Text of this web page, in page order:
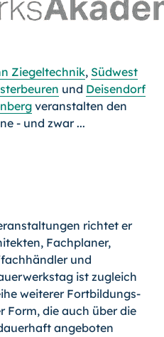
Ziegeltechnik, Süd­west
und Deisendorf
veranstalten den
- und zwar ...
richtet er
Fachplaner,
und
ist zugleich
weiterer Fort­bil­dungs­
Form, die auch über die
angeboten